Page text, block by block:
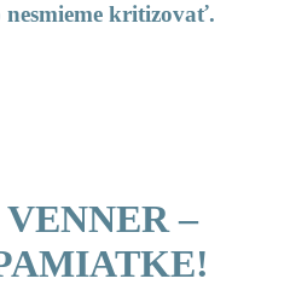
nesmieme kritizovať.
–